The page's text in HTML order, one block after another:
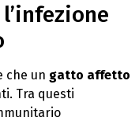
che un gatto affetto
Tra questi